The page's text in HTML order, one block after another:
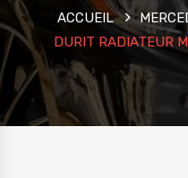
ACCUEIL
DURIT RADIATEUR